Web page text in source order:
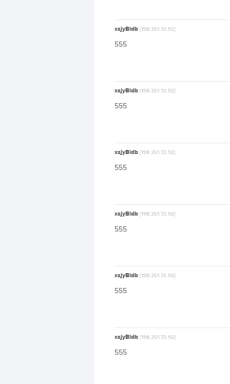
xsjyBldb [198.251.72.92]
555
xsjyBldb [198.251.72.92]
555
xsjyBldb [198.251.72.92]
555
xsjyBldb [198.251.72.92]
555
xsjyBldb [198.251.72.92]
555
xsjyBldb [198.251.72.92]
555